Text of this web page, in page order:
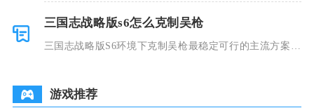
三国志战略版s6怎么克制吴枪
三国志战略版S6环境下克制吴枪最稳定可行的主流方案分
游戏推荐